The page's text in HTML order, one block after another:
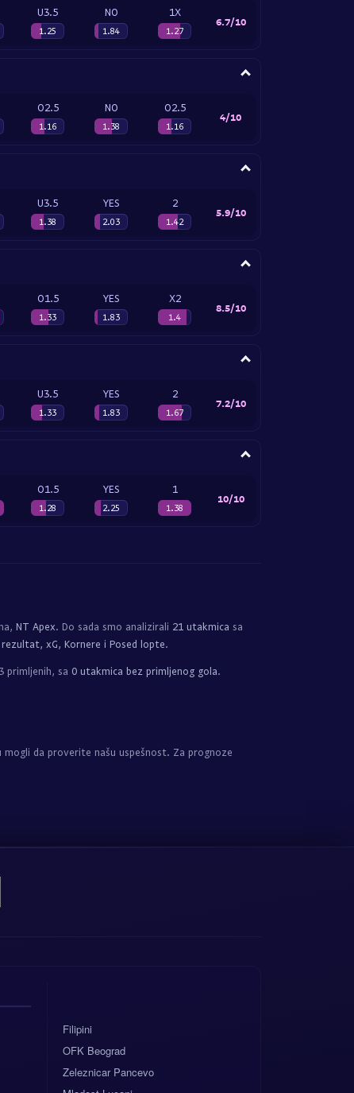
U3.5
1.25
NO
1.84
1X
1.27
6.7/10
O2.5
1.16
NO
1.38
O2.5
1.16
4/10
U3.5
1.38
YES
2.03
2
1.42
5.9/10
O1.5
1.33
YES
1.83
X2
1.4
8.5/10
U3.5
1.33
YES
1.83
2
1.67
7.2/10
O1.5
1.28
YES
2.25
1
1.38
10/10
NT Apex. Do sada smo analizirali 21 utakmica sa
xG, Kornere i Posed lopte.
primljenih, sa 0 utakmica bez primljenog gola.
da proverite našu uspešnost. Za prognoze
Filipini
OFK Beograd
Zeleznicar Pancevo